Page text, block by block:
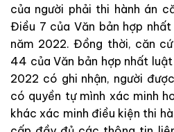
của người phải thi hành án
Điều 7 của Văn bản hợp
năm 2022. Đồng thời, căn
44 của Văn bản hợp nhất
2022 có ghi nhận, người
có quyền tự mình xác minh
khác xác minh điều kiện thi